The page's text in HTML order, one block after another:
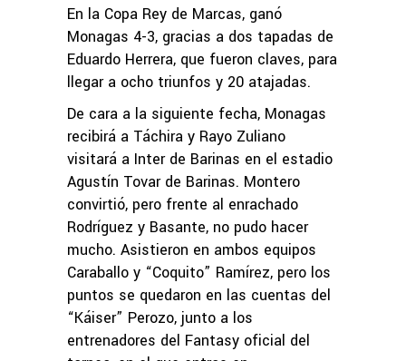
En la Copa Rey de Marcas, ganó
Monagas 4-3, gracias a dos tapadas de
Eduardo Herrera, que fueron claves, para
llegar a ocho triunfos y 20 atajadas.
De cara a la siguiente fecha, Monagas
recibirá a Táchira y Rayo Zuliano
visitará a Inter de Barinas en el estadio
Agustín Tovar de Barinas. Montero
convirtió, pero frente al enrachado
Rodríguez y Basante, no pudo hacer
mucho. Asistieron en ambos equipos
Caraballo y “Coquito” Ramírez, pero los
puntos se quedaron en las cuentas del
“Káiser” Perozo, junto a los
entrenadores del Fantasy oficial del